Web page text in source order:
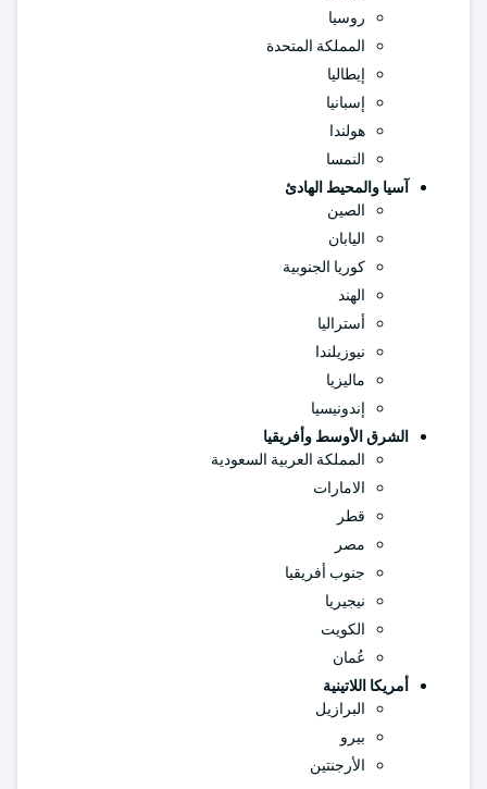
روسيا
المملكة المتحدة
إيطاليا
إسبانيا
هولندا
النمسا
آسيا والمحيط الهادئ
الصين
اليابان
كوريا الجنوبية
الهند
أستراليا
نيوزيلندا
ماليزيا
إندونيسيا
الشرق الأوسط وأفريقيا
المملكة العربية السعودية
الامارات
قطر
مصر
جنوب أفريقيا
نيجيريا
الكويت
عُمان
أمريكا اللاتينية
البرازيل
بيرو
الأرجنتين